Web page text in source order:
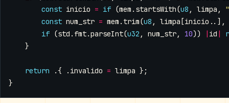
const inicio = if (mem . startsWith(u8 , limpa ,
const num_str = mem . trim(u8 , limpa [inicio ..],
if (std . fmt.parseInt(u32 , num_str, 10)) | id |
}
return .{ . invalido = limpa };
}